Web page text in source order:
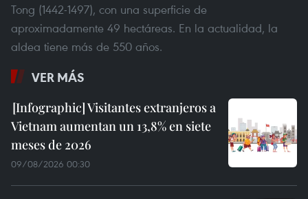
Tong (1442-1497), con una superficie de
aproximadamente 49 hectáreas. En la actualidad, la
aldea tiene más de 550 años.
VER MÁS
Visitantes extranjeros a
Vietnam aumentan un 13,8% en siete
meses de 2026
09/08/2026 00:30